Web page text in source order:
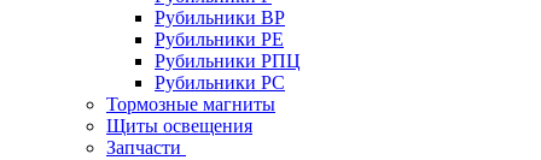
Рубильники ВР
Рубильники РЕ
Рубильники РПЦ
Рубильники РС
Тормозные магниты
Щиты освещения
Запчасти